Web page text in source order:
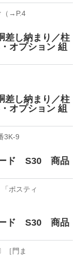
（→P.4
差し納まり／柱
オプション 組
差し納まり／柱
オプション 組
3K-9
ード S30 商品
ポスティ
ード S30 商品
［門ま